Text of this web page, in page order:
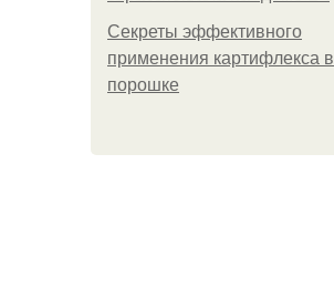
Секреты эффективного
применения картифлекса в
порошке